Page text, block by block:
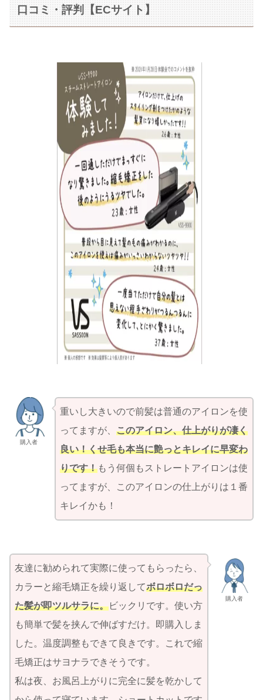
口コミ・評判【ECサイト】
購入者
重いし大きいので前髪は普通のアイロンを使
ってますが、 このアイロン、仕上がりが凄く
良い！くせ毛も本当に艶っとキレイに早変わ
りです！もう何個もストレートアイロンは使
ってますが、このアイロンの仕上がりは１番
キレイかも！
購入者
友達に勧められて実際に使ってもらったら、
カラーと縮毛矯正を繰り返してボロボロだっ
た髪が即ツルサラに。ビックリです。使い方
も簡単で髪を挟んで伸ばすだけ。即購入しま
した。温度調整もできて良きです。これで縮
毛矯正はサヨナラできそうです。
私は夜、お風呂上がりに完全に髪を乾かして